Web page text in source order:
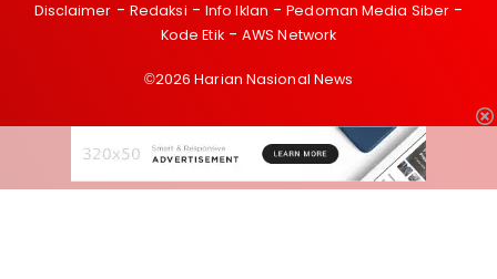
Disclaimer Redaksi Info Iklan
Pedoman Media Siber
Kode Etik
AWS Network
©2026 Harian Nasional News